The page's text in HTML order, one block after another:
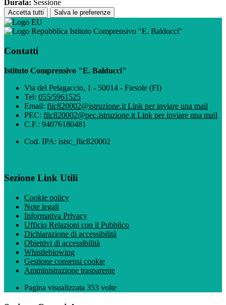
Durata: Sessione
Accetta tutti Salva le preferenze
Istituto Comprensivo "E. Balducci"
Contatti
Istituto Comprensivo "E. Balducci"
Via del Pelagaccio, 1 - 50014 - Fiesole (FI)
Tel: 055/5961525
Email: fiic820002@istruzione.it Link per inviare una mail
PEC: fiic820002@pec.istruzione.it Link per inviare una mail
C.F.: 94076180481
Cod. IPA: istsc_fiic820002
Sezione Link Utili
Cookie policy
Note legali
Informativa Privacy
Ufficio Relazioni con il Pubblico
Dichiarazione di accessibilità
Obiettivi di accessibilità
Whistleblowing
Gestione consensi cookie
Amministrazione trasparente
Pagina visualizzata 353 volte